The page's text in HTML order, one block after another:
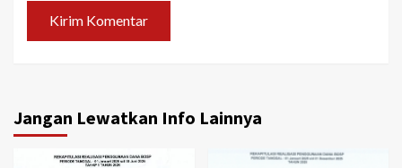
Jangan Lewatkan Info Lainnya